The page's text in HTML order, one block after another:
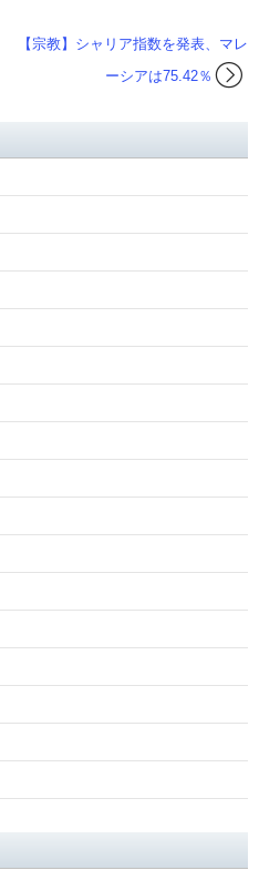
【宗教】シャリア指数を発表、マレ
ーシアは75.42％